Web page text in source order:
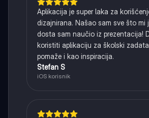
Aplikacija je super laka za
dizajnirana. Našao sam sve što mi
dosta sam naučio iz prezentacija!
koristiti aplikaciju za školski
pomaže i kao inspiracija.
Stefan S
iOS korisnik